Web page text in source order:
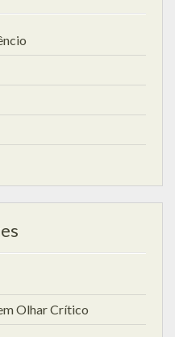
Olhar Crítico